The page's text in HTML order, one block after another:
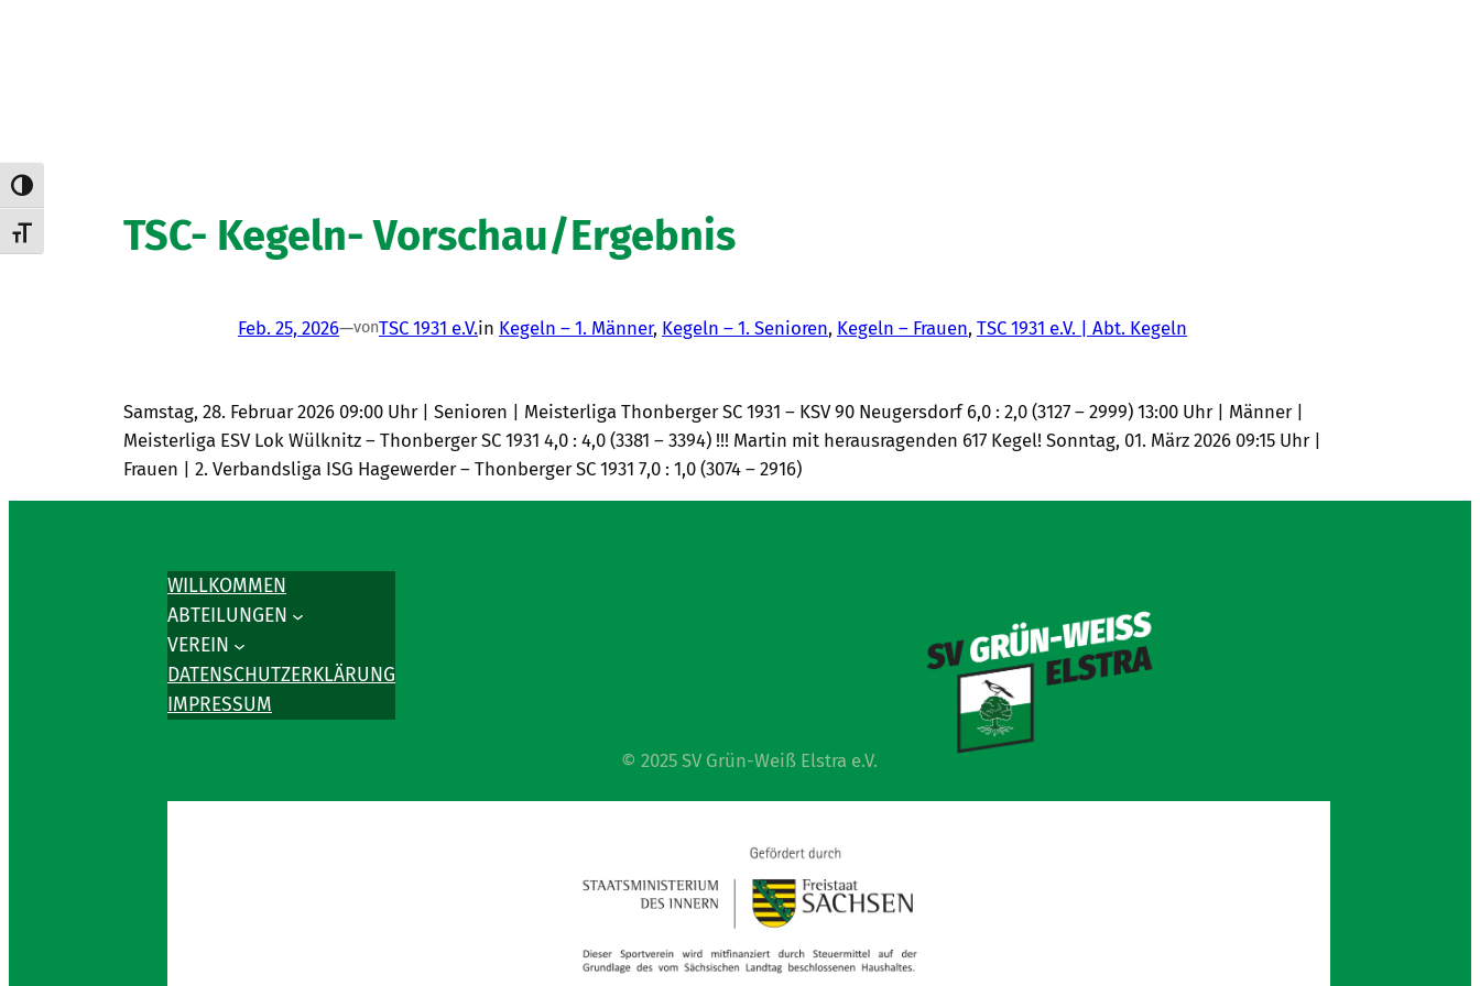
Umschalten auf hohe Kontraste
Schrift vergrößernTSC- Kegeln- Vorschau/Ergebnis
Feb. 25, 2026—vonTSC 1931 e.V.in Kegeln – 1. Männer, Kegeln – 1. Senioren, Kegeln – Frauen, TSC 1931 e.V. | Abt. Kegeln
Samstag, 28. Februar 2026 09:00 Uhr | Senioren | Meisterliga Thonberger SC 1931 – KSV 90 Neugersdorf 6,0 : 2,0 (3127 – 2999) 13:00 Uhr | Männer |
Meisterliga ESV Lok Wülknitz – Thonberger SC 1931 4,0 : 4,0 (3381 – 3394) !!! Martin mit herausragenden 617 Kegel! Sonntag, 01. März 2026 09:15 Uhr |
Frauen | 2. Verbandsliga ISG Hagewerder – Thonberger SC 1931 7,0 : 1,0 (3074 – 2916)
WILLKOMMEN
ABTEILUNGEN
VEREIN
DATENSCHUTZERKLÄRUNG
IMPRESSUM
© 2025 SV Grün-Weiß Elstra e.V.